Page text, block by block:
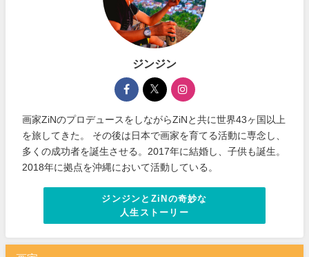
ジンジン
画家ZiNのプロデュースをしながらZiNと共に世界43ヶ国以上
を旅してきた。 その後は日本で画家を育てる活動に専念し、
多くの成功者を誕生させる。2017年に結婚し、子供も誕生。
2018年に拠点を沖縄において活動している。
ジンジンとZiNの奇妙な
人生ストーリー